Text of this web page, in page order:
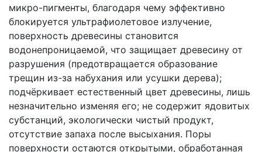
микро-пигменты, благодаря чему эффективно
блокируется ультрафиолетовое излучение,
поверхность древесины становится
водонепроницаемой, что защищает древесину от
разрушения (предотвращается образование
трещин из-за набухания или усушки дерева);
подчёркивает естественный цвет древесины, лишь
незначительно изменяя его; не содержит ядовитых
субстанций, экологически чистый продукт,
отсутствие запаха после высыхания. Поры
поверхности остаются открытыми, обработанная